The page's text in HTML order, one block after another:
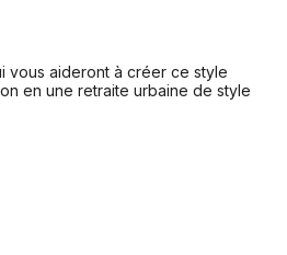
vous aideront à créer ce style
en une retraite urbaine de style